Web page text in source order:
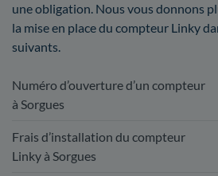
une obligation. Nous vous donnons
la mise en place du compteur Linky
suivants.
Numéro d’ouverture d’un compteur
à Sorgues
Frais d’installation du compteur
Linky à Sorgues